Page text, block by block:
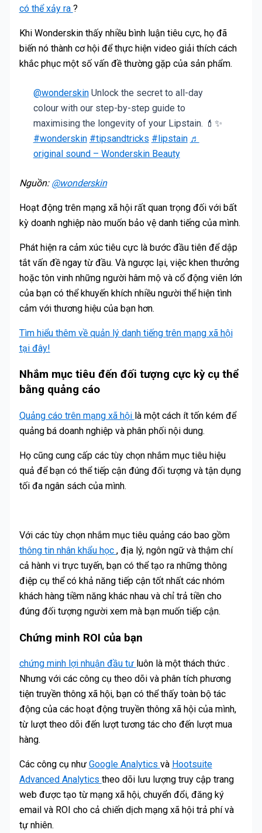
có thể xảy ra ?
Khi Wonderskin thấy nhiều bình luận tiêu cực, họ đã
biến nó thành cơ hội để thực hiện video giải thích cách
khắc phục một số vấn đề thường gặp của sản phẩm.
@wonderskinUnlock the secret to all-day
colour with our step-by-step guide to
maximising the longevity of your Lipstain. 💄✨
#wonderskin #tipsandtricks #lipstain ♬
original sound – Wonderskin Beauty
Nguồn: @wonderskin
Hoạt động trên mạng xã hội rất quan trọng đối với bất
kỳ doanh nghiệp nào muốn bảo vệ danh tiếng của mình.
Phát hiện ra cảm xúc tiêu cực là bước đầu tiên để dập
tắt vấn đề ngay từ đầu. Và ngược lại, việc khen thưởng
hoặc tôn vinh những người hâm mộ và cổ động viên lớn
của bạn có thể khuyến khích nhiều người thể hiện tình
cảm với thương hiệu của bạn hơn.
Tìm hiểu thêm về quản lý danh tiếng trên mạng xã hội
tại đây!
Nhắm mục tiêu đến đối tượng cực kỳ cụ thể
bằng quảng cáo
Quảng cáo trên mạng xã hội là một cách ít tốn kém để
quảng bá doanh nghiệp và phân phối nội dung.
Họ cũng cung cấp các tùy chọn nhắm mục tiêu hiệu
quả để bạn có thể tiếp cận đúng đối tượng và tận dụng
tối đa ngân sách của mình.
Với các tùy chọn nhắm mục tiêu quảng cáo bao gồm
thông tin nhân khẩu học , địa lý, ngôn ngữ và thậm chí
cả hành vi trực tuyến, bạn có thể tạo ra những thông
điệp cụ thể có khả năng tiếp cận tốt nhất các nhóm
khách hàng tiềm năng khác nhau và chỉ trả tiền cho
đúng đối tượng người xem mà bạn muốn tiếp cận.
Chứng minh ROI của bạn
chứng minh lợi nhuận đầu tư luôn là một thách thức .
Nhưng với các công cụ theo dõi và phân tích phương
tiện truyền thông xã hội, bạn có thể thấy toàn bộ tác
động của các hoạt động truyền thông xã hội của mình,
từ lượt theo dõi đến lượt tương tác cho đến lượt mua
hàng.
Các công cụ như Google Analytics và Hootsuite
Advanced Analytics theo dõi lưu lượng truy cập trang
web được tạo từ mạng xã hội, chuyển đổi, đăng ký
email và ROI cho cả chiến dịch mạng xã hội trả phí và
tự nhiên.